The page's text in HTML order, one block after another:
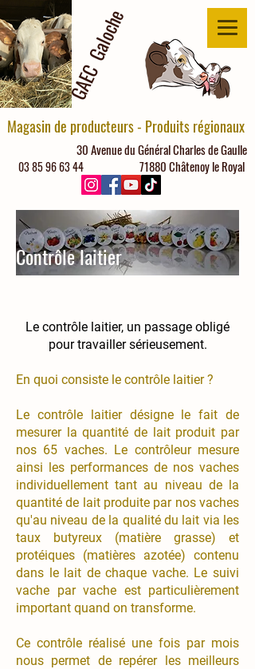
GAEC Galoche
30 Avenue du Général Charles de Gaulle
71880 Châtenoy le Royal
Magasin de producteurs - Produits régionaux
03 85 96 63 44
Contrôle laitier
Le contrôle laitier, un passage obligé
pour travailler sérieusement.
En quoi consiste le contrôle laitier ?
Le contrôle laitier désigne le fait de
mesurer la quantité de lait produit par
nos 65 vaches. Le contrôleur mesure
ainsi les performances de nos vaches
individuellement tant au niveau de la
quantité de lait produite par nos vaches
qu'au niveau de la qualité du lait via les
taux butyreux (matière grasse) et
protéiques (matières azotée) contenu
dans le lait de chaque vache. Le suivi
vache par vache est particulièrement
important quand on transforme.
Ce contrôle réalisé une fois par mois
nous permet de repérer les meilleurs